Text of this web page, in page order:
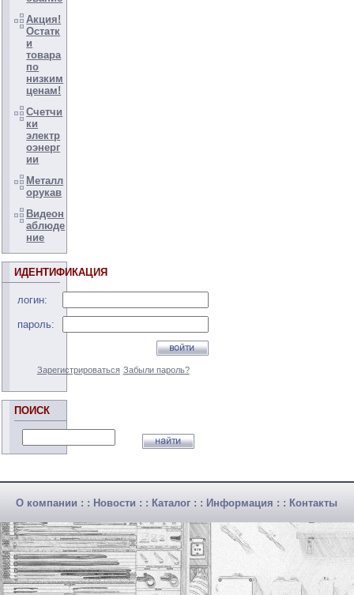
Акция!
Остатк
и
товара
по
низким
ценам!
Счетчи
ки
электр
оэнерг
ии
Металл
орукав
Видеон
аблюде
ние
ИДЕНТИФИКАЦИЯ
логин:
пароль:
Зарегистрироваться Забыли пароль?
ПОИСК
О компании : : Новости : : Каталог : : Информация : : Контакты